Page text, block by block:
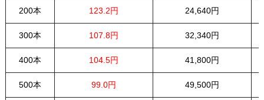
200本 123.2円 24,640円
300本 107.8円 32,340円
400本 104.5円 41,800円
500本 99.0円 49,500円